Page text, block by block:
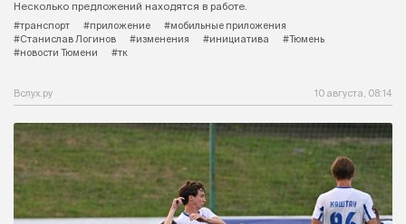
Несколько предложений находятся в работе.
#транспорт
#приложение
#мобильные приложения
#Станислав Логинов
#изменения #инициатива
#Тюмень
#новости Тюмени
#тк
Вслух.ру 10 августа, 08:14